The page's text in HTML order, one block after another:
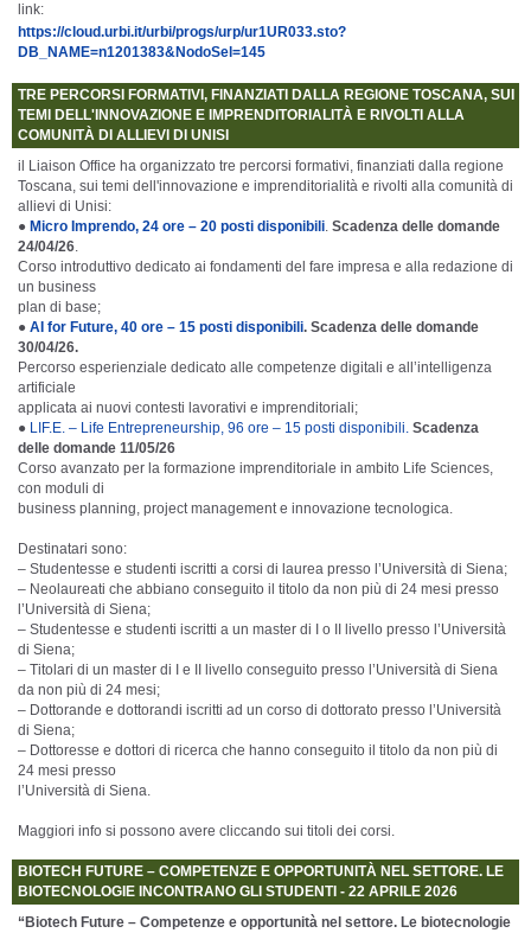
link:
https://cloud.urbi.it/urbi/progs/urp/ur1UR033.sto?
DB_NAME=n1201383&NodoSel=145
TRE PERCORSI FORMATIVI, FINANZIATI DALLA REGIONE TOSCANA, SUI
TEMI DELL'INNOVAZIONE E IMPRENDITORIALITÀ E RIVOLTI ALLA
COMUNITÀ DI ALLIEVI DI UNISI
il Liaison Office ha organizzato tre percorsi formativi, finanziati dalla regione
Toscana, sui temi dell'innovazione e imprenditorialità e rivolti alla comunità di
allievi di Unisi:
● Micro Imprendo, 24 ore – 20 posti disponibili. Scadenza delle domande
24/04/26.
Corso introduttivo dedicato ai fondamenti del fare impresa e alla redazione di
un business
plan di base;
● AI for Future, 40 ore – 15 posti disponibili. Scadenza delle domande
30/04/26.
Percorso esperienziale dedicato alle competenze digitali e all’intelligenza
artificiale
applicata ai nuovi contesti lavorativi e imprenditoriali;
● LIF.E. – Life Entrepreneurship, 96 ore – 15 posti disponibili. Scadenza
delle domande 11/05/26
Corso avanzato per la formazione imprenditoriale in ambito Life Sciences,
con moduli di
business planning, project management e innovazione tecnologica.
Destinatari sono:
– Studentesse e studenti iscritti a corsi di laurea presso l’Università di Siena;
– Neolaureati che abbiano conseguito il titolo da non più di 24 mesi presso
l’Università di Siena;
– Studentesse e studenti iscritti a un master di I o II livello presso l’Università
di Siena;
– Titolari di un master di I e II livello conseguito presso l’Università di Siena
da non più di 24 mesi;
– Dottorande e dottorandi iscritti ad un corso di dottorato presso l’Università
di Siena;
– Dottoresse e dottori di ricerca che hanno conseguito il titolo da non più di
24 mesi presso
l’Università di Siena.
Maggiori info si possono avere cliccando sui titoli dei corsi.
BIOTECH FUTURE – COMPETENZE E OPPORTUNITÀ NEL SETTORE. LE
BIOTECNOLOGIE INCONTRANO GLI STUDENTI - 22 APRILE 2026
“Biotech Future – Competenze e opportunità nel settore. Le biotecnologie